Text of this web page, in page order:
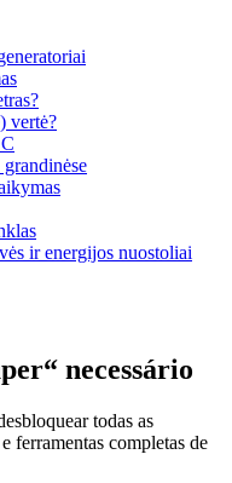
vertė?
ir energijos nuostoliai
necessário
todas as
ferramentas completas de